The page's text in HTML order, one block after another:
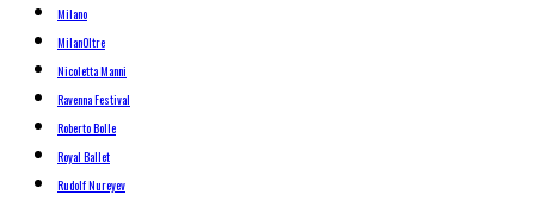
Milano
MilanOltre
Nicoletta Manni
Ravenna Festival
Roberto Bolle
Royal Ballet
Rudolf Nureyev